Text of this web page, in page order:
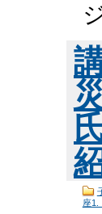
座1.